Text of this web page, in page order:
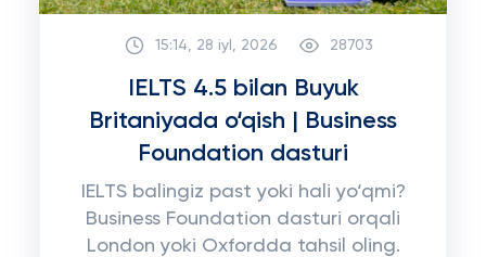
15:14, 28 iyl, 2026 28703
IELTS 4.5 bilan Buyuk
Britaniyada o‘qish | Business
Foundation dasturi
IELTS balingiz past yoki hali yo‘qmi?
Business Foundation dasturi orqali
London yoki Oxfordda tahsil oling.